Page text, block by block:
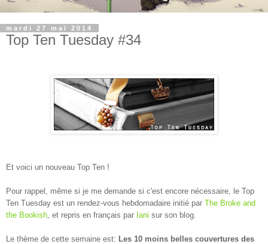
mardi 27 mai 2014
Top Ten Tuesday #34
Et voici un nouveau Top Ten !
Pour rappel, même si je me demande si c'est encore nécessaire, le Top
Ten Tuesday est un rendez-vous hebdomadaire initié par The Broke and
the Bookish , et repris en français par Iani sur son blog.
Le thème de cette semaine est: Les 10 moins belles couvertures des